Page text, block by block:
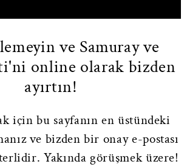
ve Samuray ve
online olarak bizden
ayırtın!
için bu sayfanın en üstündeki
ve bizden bir onay e-postası
Yakında görüşmek üzere!